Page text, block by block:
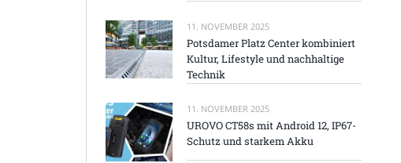
11. NOVEMBER 2025
Potsdamer Platz Center kombiniert
Kultur, Lifestyle und nachhaltige
Technik
11. NOVEMBER 2025
UROVO CT58s mit Android 12, IP67-
Schutz und starkem Akku